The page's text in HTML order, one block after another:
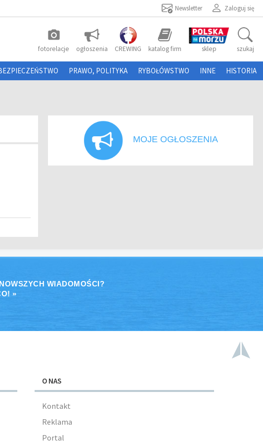
Zaloguj się
Newsletter
photo_camera
fotorelacje ogłoszenia CREWING katalog firm sklep szukaj
PRAWO, POLITYKA RYBOŁÓWSTWO INNE HISTORIA
MOJE OGŁOSZENIA
WIADOMOŚCI?
»
O NAS
Kontakt
Reklama
Portal